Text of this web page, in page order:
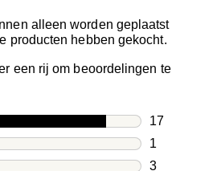
alleen worden geplaatst
producten hebben gekocht.
een rij om beoordelingen te
17
17
1
1
3